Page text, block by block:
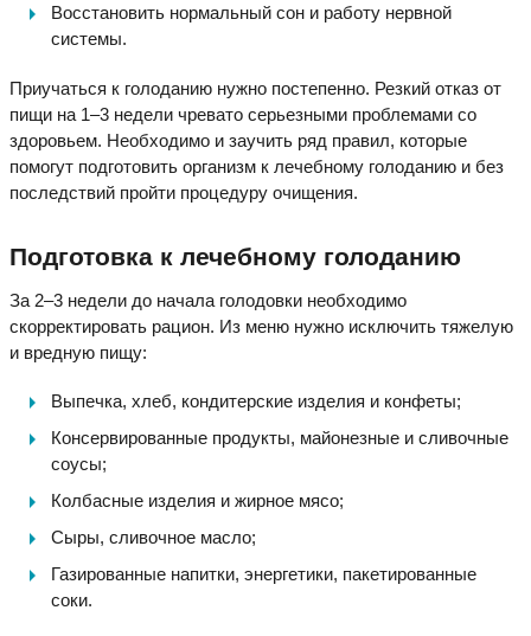
Восстановить нормальный сон и работу нервной
системы.
Приучаться к голоданию нужно постепенно. Резкий отказ от
пищи на 1–3 недели чревато серьезными проблемами со
здоровьем. Необходимо и заучить ряд правил, которые
помогут подготовить организм к лечебному голоданию и без
последствий пройти процедуру очищения.
Подготовка к лечебному голоданию
За 2–3 недели до начала голодовки необходимо
скорректировать рацион. Из меню нужно исключить тяжелую
и вредную пищу:
Выпечка, хлеб, кондитерские изделия и конфеты;
Консервированные продукты, майонезные и сливочные
соусы;
Колбасные изделия и жирное мясо;
Сыры, сливочное масло;
Газированные напитки, энергетики, пакетированные
соки.